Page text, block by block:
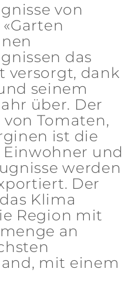
von
das
versorgt, dank
seinem
über. Der
Tomaten,
ist die
und
werden
Der
Klima
Region mit
an
mit einem